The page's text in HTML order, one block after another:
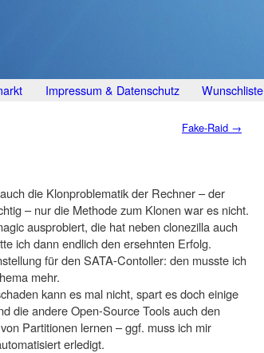
Impressum & Datenschutz Wunschliste
Fake-Raid →
die Klonproblematik der Rechner – der
– nur die Methode zum Klonen war es nicht.
ausprobiert, die hat neben clonezilla auch
ich dann endlich den ersehnten Erfolg.
für den SATA-Contoller: den musste ich
mehr.
kann es mal nicht, spart es doch einige
die andere Open-Source Tools auch den
Partitionen lernen – ggf. muss ich mir
erledigt.